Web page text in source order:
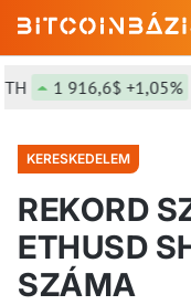
1 916,6$ +1,05%
KERESKEDELEM
REKORD
ETHUSD
SZÁMA